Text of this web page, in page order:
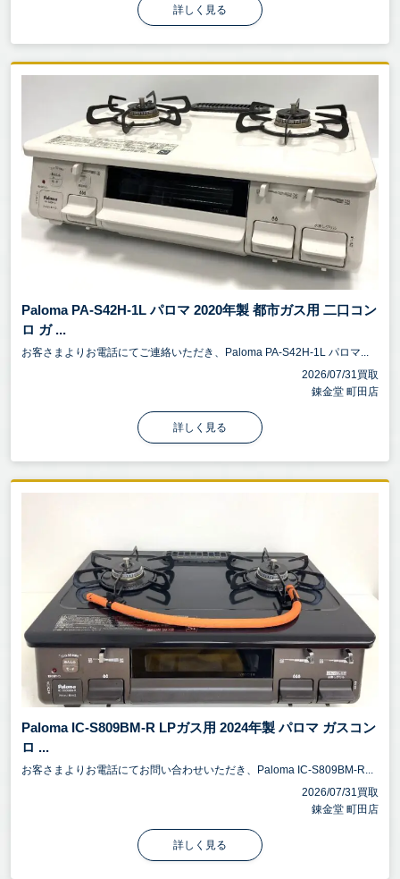
詳しく見る
Paloma PA-S42H-1L パロマ 2020年製 都市ガス用 二口コン
ロ ガ ...
お客さまよりお電話にてご連絡いただき、Paloma PA-S42H-1L パロマ...
2026/07/31買取
錬金堂 町田店
詳しく見る
Paloma IC-S809BM-R LPガス用 2024年製 パロマ ガスコン
ロ ...
お客さまよりお電話にてお問い合わせいただき、Paloma IC-S809BM-R...
2026/07/31買取
錬金堂 町田店
詳しく見る